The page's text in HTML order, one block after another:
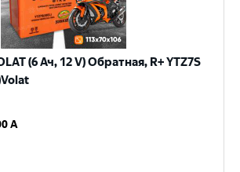
(6 Ач, 12 V) Обратная, R+ YTZ7S
A